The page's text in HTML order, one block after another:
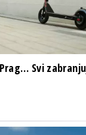
Svi